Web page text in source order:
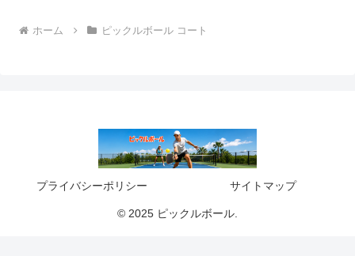
ホーム ピックルボール コート
プライバシーポリシー サイトマップ
© 2025 ピックルボール.